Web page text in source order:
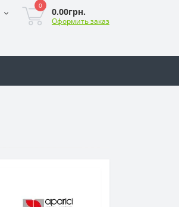
0
0.00грн.
Оформить заказ